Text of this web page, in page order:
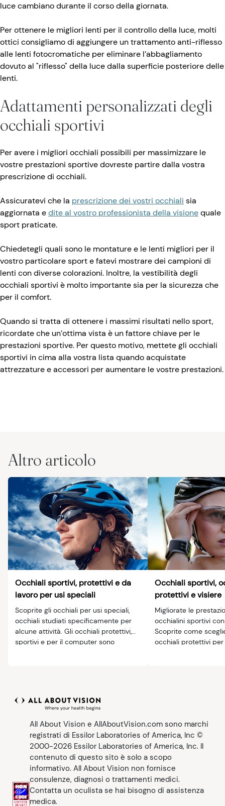
luce cambiano durante il corso della giornata.
Per ottenere le migliori lenti per il controllo della luce, molti
ottici consigliamo di aggiungere un trattamento anti-riflesso
alle lenti fotocromatiche per eliminare l’abbagliamento
dovuto al "riflesso" della luce dalla superficie posteriore delle
lenti.
Adattamenti personalizzati degli
occhiali sportivi
Per avere i migliori occhiali possibili per massimizzare le
vostre prestazioni sportive dovreste partire dalla vostra
prescrizione di occhiali.
Assicuratevi che la prescrizione dei vostri occhiali sia
aggiornata edite al vostro professionista della visionequale
sport praticate.
Chiedetegli quali sono le montature e le lenti migliori per il
vostro particolare sport e fatevi mostrare dei campioni di
lenti con diverse colorazioni. Inoltre, la vestibilità degli
occhiali sportivi è molto importante sia per la sicurezza che
per il comfort.
Quando si tratta di ottenere i massimi risultati nello sport,
ricordate che un’ottima vista è un fattore chiave per le
prestazioni sportive. Per questo motivo, mettete gli occhiali
sportivi in cima alla vostra lista quando acquistate
attrezzature e accessori per aumentare le vostre prestazioni.
Altro articolo
Occhiali sportivi, protettivi e da
lavoro per usi speciali
Scoprite gli occhiali per usi speciali,
occhiali studiati specificamente per
alcune attività. Gli occhiali protettivi,
sportivi e per il computer sono
Occhiali sportivi,
protettivi e visiere
Migliorate le
occhialini sportivi
Scoprite come
occhiali protettivi
All About Vision e AllAboutVision.com sono marchi
registrati di Essilor Laboratories of America, Inc ©
2000-2026 Essilor Laboratories of America, Inc. Il
contenuto di questo sito è solo a scopo
informativo. All About Vision non fornisce
consulenze, diagnosi o trattamenti medici.
Contatta un oculista se hai bisogno di assistenza
medica.